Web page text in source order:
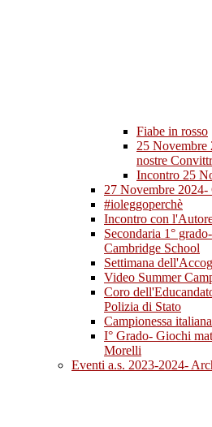
Fiabe in rosso
25 Novembre
nostre
Incontro 25
27 Novembre
#ioleggoperchè
Incontro con
Secondaria 1°
Cambridge School
Settimana
Video Summer
Coro
Polizia di Stato
Campionessa
I° Grado- Giochi
Morelli
Eventi a.s. 2023-2024-